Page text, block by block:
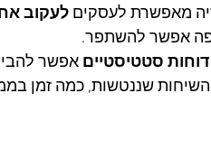
מאפשרת לעסקים לעקוב
אפשר להשתפר.
דוחות סטטיסטיים אפשר
שננטשות, כמה זמן